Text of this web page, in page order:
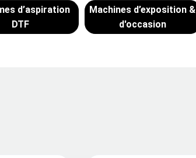
d’aspiration
DTF
Machines d’exposition &
d'occasion